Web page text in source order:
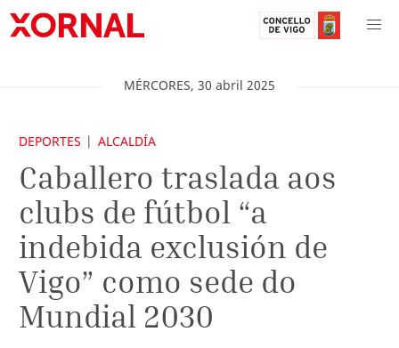
MÉRCORES, 30 abril 2025
DEPORTES ALCALDÍA
Caballero traslada aos
clubs de fútbol “a
indebida exclusión de
Vigo” como sede do
Mundial 2030